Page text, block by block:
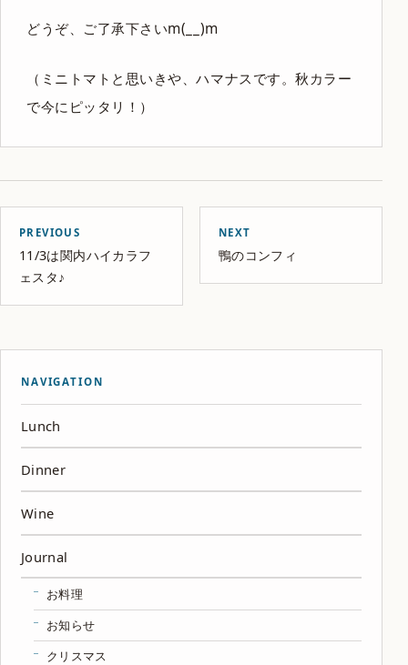
どうぞ、ご了承下さいm(__)m
（ミニトマトと思いきや、ハマナスです。秋カラー
で今にピッタリ！）
PREVIOUS
11/3は関内ハイカラフ
ェスタ♪
NEXT
鴨のコンフィ
NAVIGATION
Lunch
Dinner
Wine
Journal
お料理
お知らせ
クリスマス